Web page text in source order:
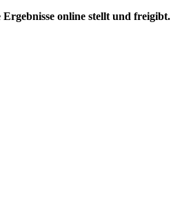
online stellt und freigibt.